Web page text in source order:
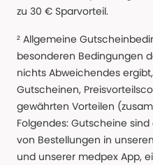
zu 30 € Sparvorteil.
² Allgemeine
besonderen Bedingungen
nichts Abweichendes
Gutscheinen,
gewährten Vorteilen
Folgendes: Gutscheine
von Bestellungen in
und unserer medpex App,